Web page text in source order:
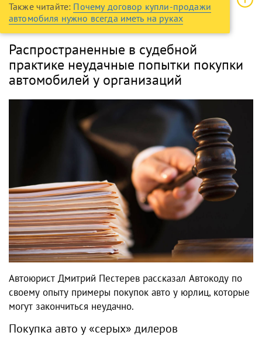
Также читайте: Почему договор купли-продажи
автомобиля нужно всегда иметь на руках
Распространенные в судебной
практике неудачные попытки покупки
автомобилей у организаций
Автоюрист Дмитрий Пестерев рассказал Автокоду по
своему опыту примеры покупок авто у юрлиц, которые
могут закончиться неудачно.
Покупка авто у «серых» дилеров